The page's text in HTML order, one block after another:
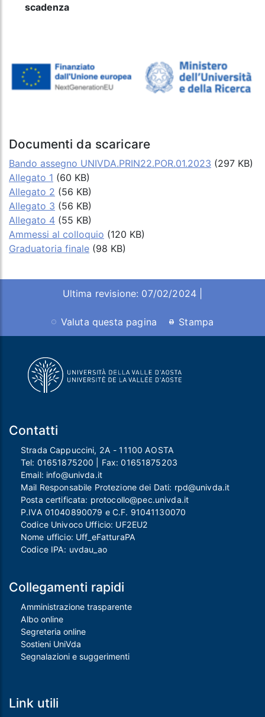
scadenza
Documenti da scaricare
Bando assegno UNIVDA.PRIN22.POR.01.2023 (297 KB)
Allegato 1 (60 KB)
Allegato 2 (56 KB)
Allegato 3 (56 KB)
Allegato 4 (55 KB)
Ammessi al colloquio (120 KB)
Graduatoria finale (98 KB)
Ultima revisione: 07/02/2024 |
Valuta questa pagina Stampa
Contatti
Strada Cappuccini, 2A - 11100 AOSTA
Tel: 01651875200 | Fax:01651875203
Email: info@univda.it
Mail Responsabile Protezione dei Dati: rpd@univda.it
Posta certificata: protocollo@pec.univda.it
P.IVA 01040890079 e C.F. 91041130070
Codice Univoco Ufficio: UF2EU2
Nome ufficio: Uff_eFatturaPA
Codice IPA: uvdau_ao
Collegamenti rapidi
Amministrazione trasparente
Albo online
Segreteria online
Sostieni UniVda
Segnalazioni e suggerimenti
Link utili